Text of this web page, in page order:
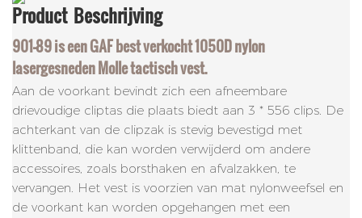
Product Beschrijving
901-89 is een GAF best verkocht 1050D nylon
lasergesneden Molle tactisch vest.
Aan de voorkant bevindt zich een afneembare
drievoudige cliptas die plaats biedt aan 3 * 556 clips. De
achterkant van de clipzak is stevig bevestigd met
klittenband, die kan worden verwijderd om andere
accessoires, zoals borsthaken en afvalzakken, te
vervangen. Het vest is voorzien van mat nylonweefsel en
de voorkant kan worden opgehangen met een